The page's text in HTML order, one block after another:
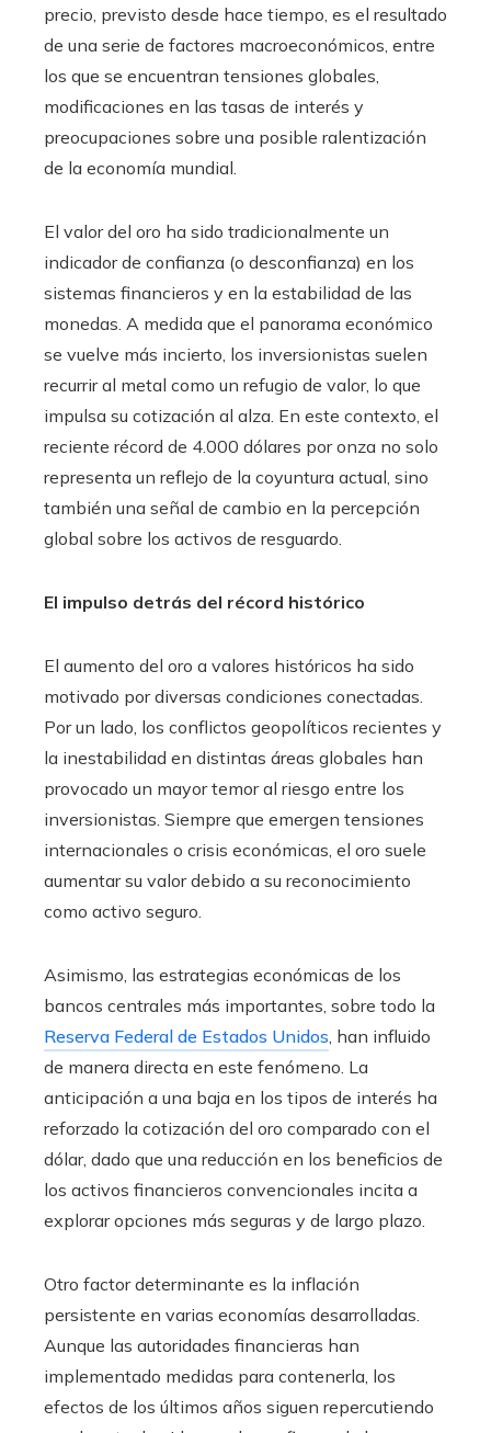
precio, previsto desde hace tiempo, es el resultado
de una serie de factores macroeconómicos, entre
los que se encuentran tensiones globales,
modificaciones en las tasas de interés y
preocupaciones sobre una posible ralentización
de la economía mundial.
El valor del oro ha sido tradicionalmente un
indicador de confianza (o desconfianza) en los
sistemas financieros y en la estabilidad de las
monedas. A medida que el panorama económico
se vuelve más incierto, los inversionistas suelen
recurrir al metal como un refugio de valor, lo que
impulsa su cotización al alza. En este contexto, el
reciente récord de 4.000 dólares por onza no solo
representa un reflejo de la coyuntura actual, sino
también una señal de cambio en la percepción
global sobre los activos de resguardo.
El impulso detrás del récord histórico
El aumento del oro a valores históricos ha sido
motivado por diversas condiciones conectadas.
Por un lado, los conflictos geopolíticos recientes y
la inestabilidad en distintas áreas globales han
provocado un mayor temor al riesgo entre los
inversionistas. Siempre que emergen tensiones
internacionales o crisis económicas, el oro suele
aumentar su valor debido a su reconocimiento
como activo seguro.
Asimismo, las estrategias económicas de los
bancos centrales más importantes, sobre todo la
Reserva Federal de Estados Unidos , han influido
de manera directa en este fenómeno. La
anticipación a una baja en los tipos de interés ha
reforzado la cotización del oro comparado con el
dólar, dado que una reducción en los beneficios de
los activos financieros convencionales incita a
explorar opciones más seguras y de largo plazo.
Otro factor determinante es la inflación
persistente en varias economías desarrolladas.
Aunque las autoridades financieras han
implementado medidas para contenerla, los
efectos de los últimos años siguen repercutiendo